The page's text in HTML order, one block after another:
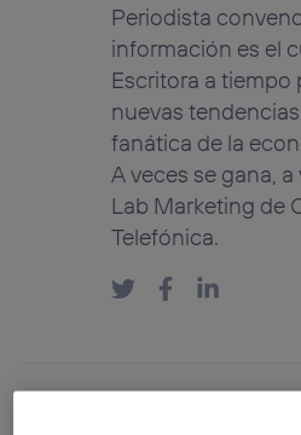
Periodista
información es el
Escritora a tiempo
nuevas
fanática de la
A veces se gana,
Lab Marketing de
Telefónica.